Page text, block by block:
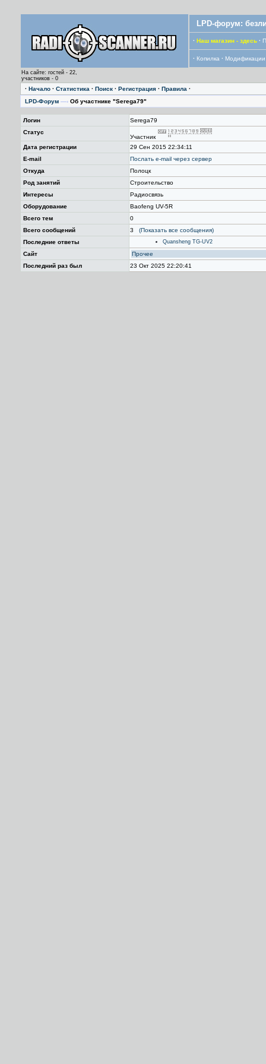
LPD-форум:
· Наш магазин - здесь ·
· Копилка · Модификации
На сайте: гостей - 22,
участников - 0
· Начало · Статистика · Поиск · Регистрация · Правила ·
LPD-Форум —› Об участнике "Serega79"
Логин
Serega79
Статус
Участник
Дата регистрации
29 Сен 2015 22:34:11
E-mail
Послать е-mail через сервер
Откуда
Полоцк
Род занятий
Строительство
Интересы
Радиосвязь
Оборудование
Baofeng UV-5R
Всего тем
0
Всего сообщений
3
(Показать все сообщения)
Последние ответы
Quansheng TG-UV2
Сайт
Прочее
Последний раз был
23 Окт 2025 22:20:41